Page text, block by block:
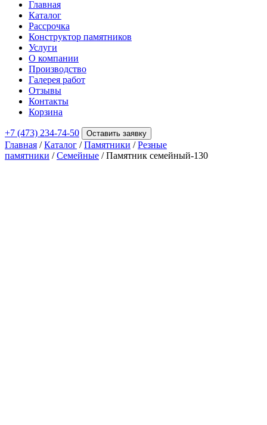
Главная
Каталог
Рассрочка
Конструктор памятников
Услуги
О компании
Производство
Галерея работ
Отзывы
Контакты
Корзина
+7 (473) 234-74-50 Оставить заявку
Главная /Каталог /Памятники /Резные
памятники /Семейные / Памятник семейный-130